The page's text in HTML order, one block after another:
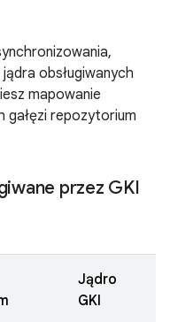
obsługiwanych
mapowanie
gałęzi repozytorium
przez GKI
Jądro
GKI